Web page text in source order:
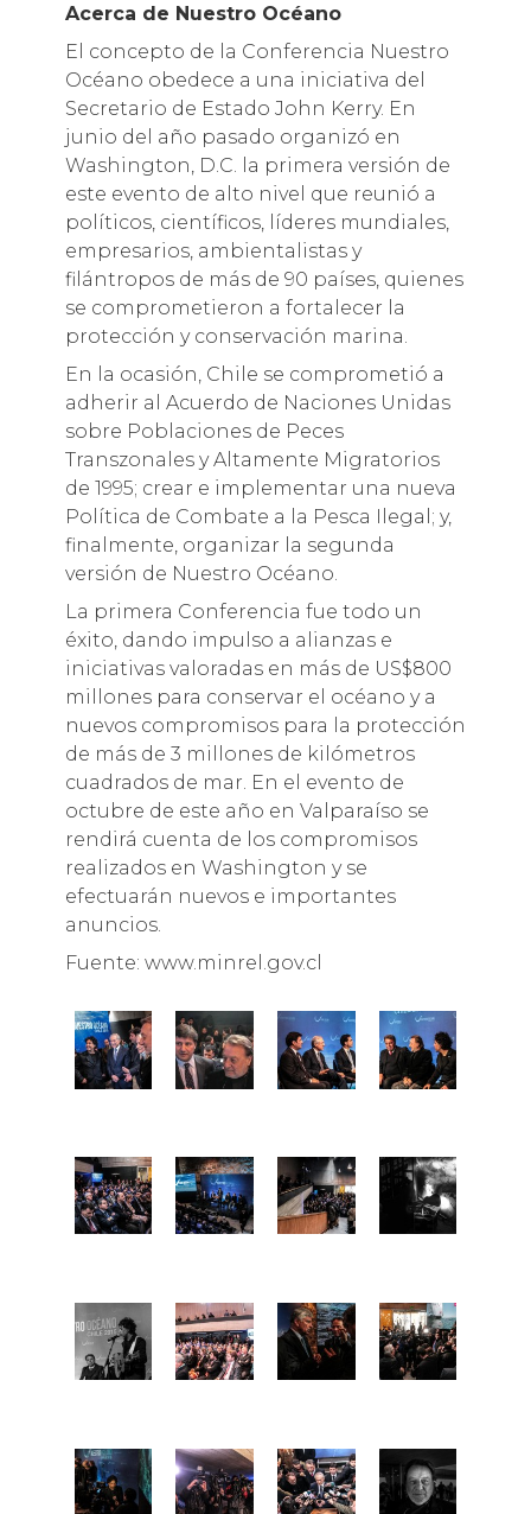
Acerca de Nuestro Océano
El concepto de la Conferencia Nuestro
Océano obedece a una iniciativa del
Secretario de Estado John Kerry. En
junio del año pasado organizó en
Washington, D.C. la primera versión de
este evento de alto nivel que reunió a
políticos, científicos, líderes mundiales,
empresarios, ambientalistas y
filántropos de más de 90 países, quienes
se comprometieron a fortalecer la
protección y conservación marina.
En la ocasión, Chile se comprometió a
adherir al Acuerdo de Naciones Unidas
sobre Poblaciones de Peces
Transzonales y Altamente Migratorios
de 1995; crear e implementar una nueva
Política de Combate a la Pesca Ilegal; y,
finalmente, organizar la segunda
versión de Nuestro Océano.
La primera Conferencia fue todo un
éxito, dando impulso a alianzas e
iniciativas valoradas en más de US$800
millones para conservar el océano y a
nuevos compromisos para la protección
de más de 3 millones de kilómetros
cuadrados de mar. En el evento de
octubre de este año en Valparaíso se
rendirá cuenta de los compromisos
realizados en Washington y se
efectuarán nuevos e importantes
anuncios.
Fuente: www.minrel.gov.cl